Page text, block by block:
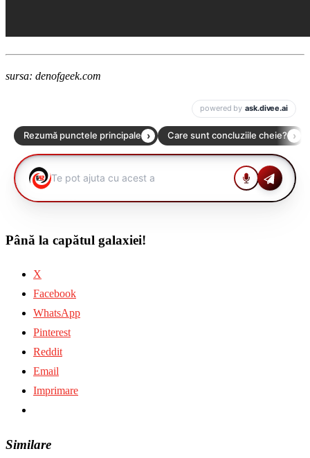
sursa: denofgeek.com
Până la capătul galaxiei!
X
Facebook
WhatsApp
Pinterest
Reddit
Email
Imprimare
Similare